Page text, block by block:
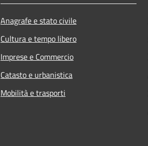
Anagrafe e stato civile
Cultura e tempo libero
Imprese e Commercio
Catasto e urbanistica
Mobilità e trasporti